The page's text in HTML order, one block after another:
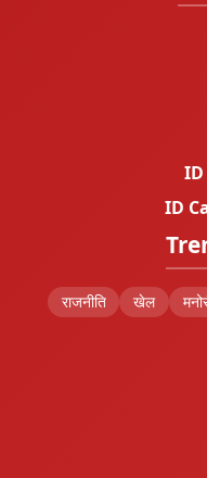
ID
राजनीति खेल